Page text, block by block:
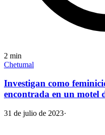
2 min
Chetumal
Investigan como
encontrada en un motel
31 de julio de 2023·